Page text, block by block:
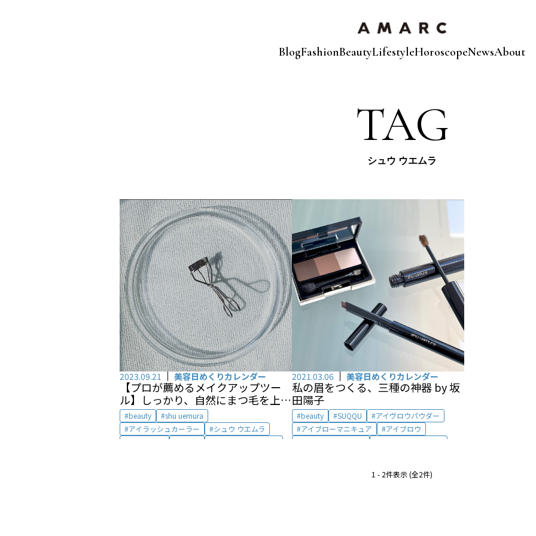
BlogFashionBeautyLifestyleHoroscopeNewsAbout
TAG
シュウ ウエムラ
2023.09.21 美容日めくりカレンダー
【プロが薦めるメイクアップツー
ル】しっかり、自然にまつ毛を上げ
るなら、シュウ ウエムラのアイラ
ッシュカーラー by 松井 里加
beauty
shu uemura
アイラッシュカーラー
シュウ ウエムラ
2021.03.06 美容日めくりカレンダー
私の眉をつくる、三種の神器 by 坂
田陽子
beauty SUQQU
アイヴロウパウダー
アイブローマニキュア
アイブロウ
1 - 2件表示 (全2件)